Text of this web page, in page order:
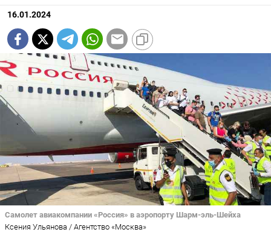
16.01.2024
Самолет авиакомпании «Россия» в аэропорту Шарм-эль-Шейха
Ксения Ульянова / Агентство «Москва»